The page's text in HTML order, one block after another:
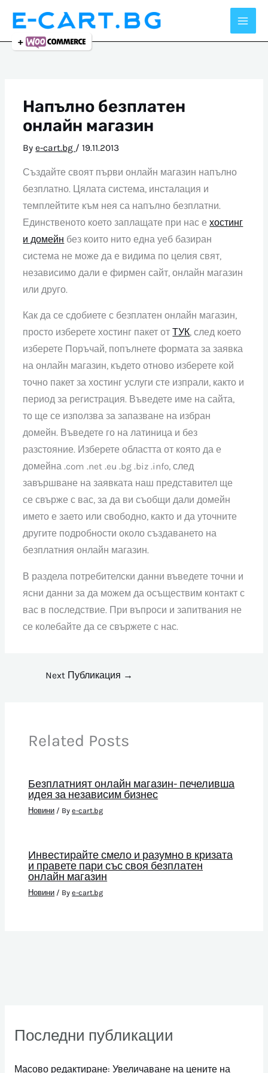
content
Напълно безплатен
онлайн магазин
Bye-cart.bg /19.11.2013
Създайте своят първи онлайн магазин напълно
безплатно. Цялата система, инсталация и
темплейтите към нея са напълно безплатни.
Единственото което заплащате при нас ехостинг
и домейн без които нито една уеб базиран
система не може да е видима по целия свят,
независимо дали е фирмен сайт, онлайн магазин
или друго.
Как да се сдобиете с безплатен онлайн магазин,
просто изберете хостинг пакет отТУК, след което
изберете Поръчай, попълнете формата за заявка
на онлайн магазин, където отново изберете кой
точно пакет за хостинг услуги сте изпрали, както и
период за регистрация. Въведете име на сайта,
то ще се използва за запазване на избран
домейн. Въведете го на латиница и без
разстояние. Изберете областта от която да е
домейна .com .net .eu .bg .biz .info, след
завършване на заявката наш представител ще
се свърже с вас, за да ви съобщи дали домейн
името е заето или свободно, както и да уточните
другите подробности около създаването на
безплатния онлайн магазин.
В раздела потребителски данни въведете точни и
ясни данни за да можем да осъществим контакт с
вас в последствие. При въпроси и запитвания не
се колебайте да се свържете с нас.
Next Публикация →
Related Posts
Безплатният онлайн магазин- печеливша
идея за независим бизнес
Новини / Bye-cart.bg
Инвестирайте смело и разумно в кризата
и правете пари със своя безплатен
онлайн магазин
Новини / Bye-cart.bg
Последни публикации
Масово редактиране: Увеличаване на цените на